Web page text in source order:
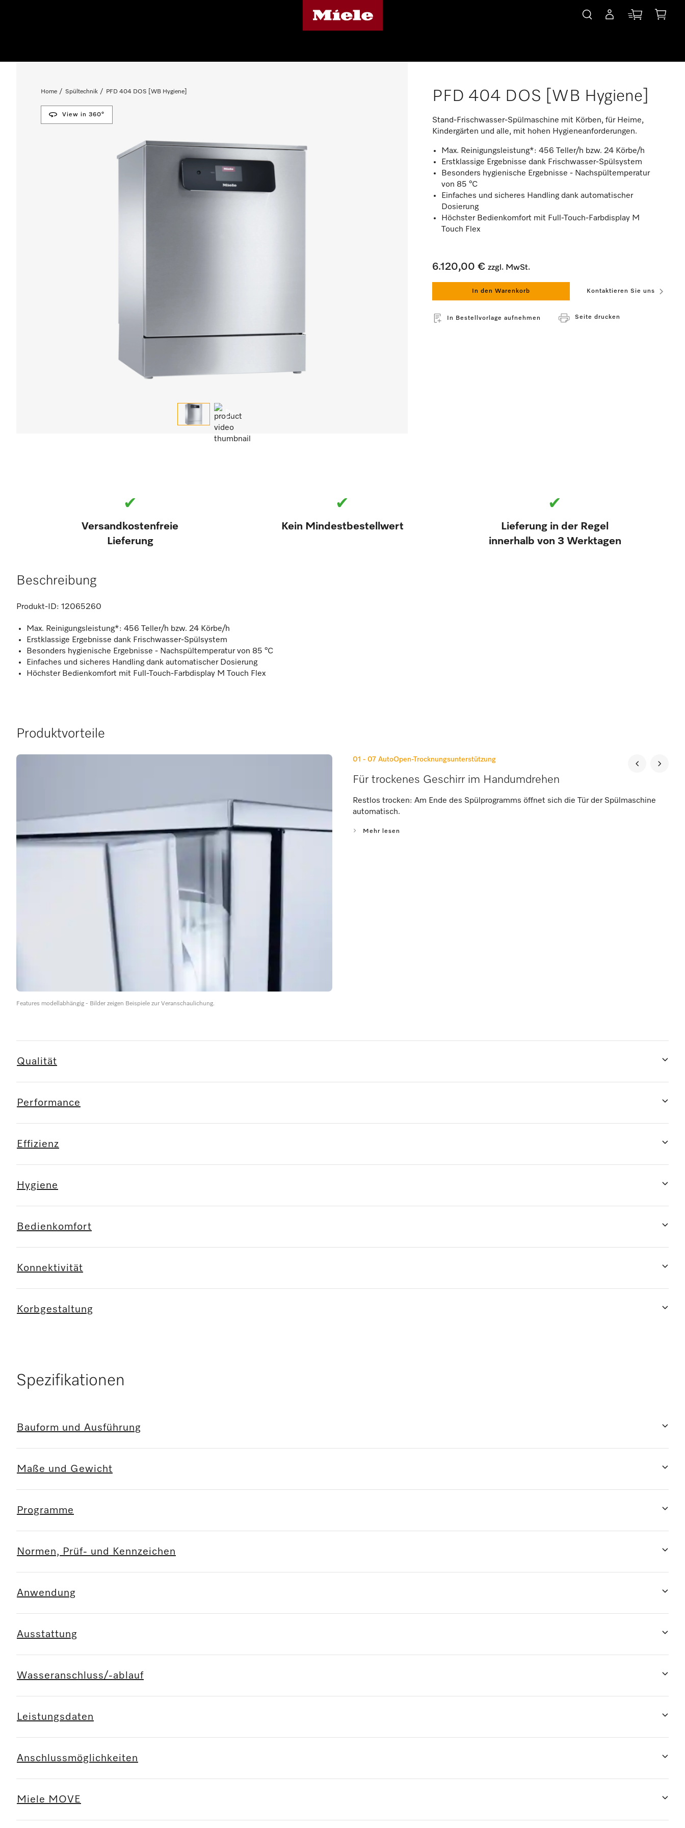
Home Spültechnik PFD 404 DOS [WB Hygiene]
View in 360°
PFD 404 DOS [WB Hygiene]
Stand-Frischwasser-Spülmaschine mit Körben, für Heime,
Kindergärten und alle, mit hohen Hygieneanforderungen.
Max. Reinigungsleistung*: 456 Teller/h bzw. 24 Körbe/h
Erstklassige Ergebnisse dank Frischwasser-Spülsystem
Besonders hygienische Ergebnisse - Nachspültemperatur
von 85 °C
Einfaches und sicheres Handling dank automatischer
Dosierung
Höchster Bedienkomfort mit Full-Touch-Farbdisplay M
Touch Flex
6.120,00 € zzgl. MwSt.
In den Warenkorb Kontaktieren Sie uns
In Bestellvorlage aufnehmen Seite drucken
✔
Versandkostenfreie
Lieferung
✔
Kein Mindestbestellwert
✔
Lieferung in der Regel
innerhalb von 3 Werktagen
Beschreibung
Produkt-ID: 12065260
Max. Reinigungsleistung*: 456 Teller/h bzw. 24 Körbe/h
Erstklassige Ergebnisse dank Frischwasser-Spülsystem
Besonders hygienische Ergebnisse - Nachspültemperatur von 85 °C
Einfaches und sicheres Handling dank automatischer Dosierung
Höchster Bedienkomfort mit Full-Touch-Farbdisplay M Touch Flex
Produktvorteile
01 - 07 AutoOpen-Trocknungsunterstützung
Für trockenes Geschirr im Handumdrehen
Restlos trocken: Am Ende des Spülprogramms öffnet sich die Tür der Spülmaschine
automatisch.
Mehr lesen
Features modellabhängig - Bilder zeigen Beispiele zur Veranschaulichung.
Qualität
Performance
Effizienz
Hygiene
Bedienkomfort
Konnektivität
Korbgestaltung
Spezifikationen
Bauform und Ausführung
Maße und Gewicht
Programme
Normen, Prüf- und Kennzeichen
Anwendung
Ausstattung
Wasseranschluss/-ablauf
Leistungsdaten
Anschlussmöglichkeiten
Miele MOVE